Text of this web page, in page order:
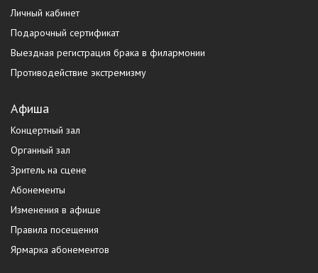
Личный кабинет
Подарочный сертификат
Выездная регистрация брака в филармонии
Противодействие экстремизму
Афиша
Концертный зал
Органный зал
Зритель на сцене
Абонементы
Изменения в афише
Правила посещения
Ярмарка абонементов